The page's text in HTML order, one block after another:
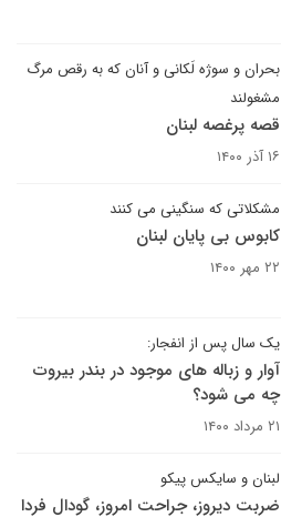
بحران و سوژه لَکانی و آنان که به رقص مرگ
مشغولند
قصه پرغصه لبنان
۱۶ آذر ۱۴۰۰
مشکلاتی که سنگینی می کنند
کابوس بی پایان لبنان
۲۲ مهر ۱۴۰۰
یک سال پس از انفجار:
آوار و زباله های موجود در بندر بیروت
چه می شود؟
۲۱ مرداد ۱۴۰۰
لبنان و سایکس پیکو
ضربت دیروز، جراحت امروز، گودال فردا